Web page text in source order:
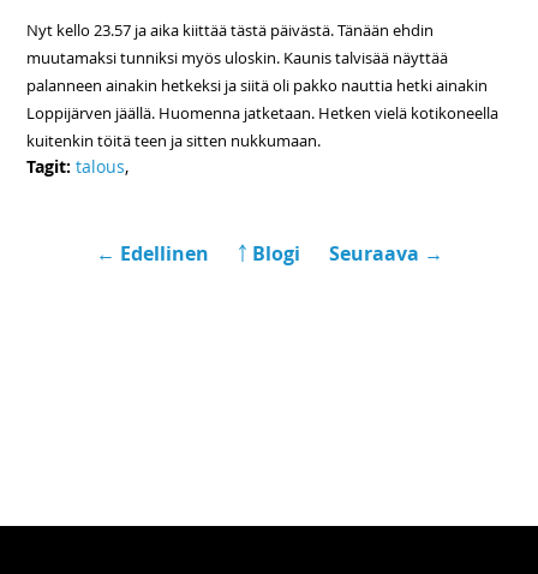
Nyt kello 23.57 ja aika kiittää tästä päivästä. Tänään ehdin
muutamaksi tunniksi myös uloskin. Kaunis talvisää näyttää
palanneen ainakin hetkeksi ja siitä oli pakko nauttia hetki ainakin
Loppijärven jäällä. Huomenna jatketaan. Hetken vielä kotikoneella
kuitenkin töitä teen ja sitten nukkumaan.
Tagit:talous,
← Edellinen ￪ Blogi Seuraava →